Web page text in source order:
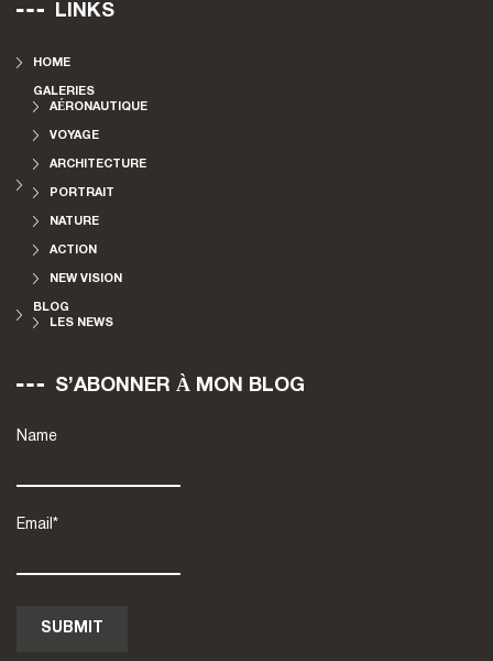
LINKS
HOME
GALERIES
AÉRONAUTIQUE
VOYAGE
ARCHITECTURE
PORTRAIT
NATURE
ACTION
NEW VISION
BLOG
LES NEWS
S’ABONNER À MON BLOG
Name
Email*